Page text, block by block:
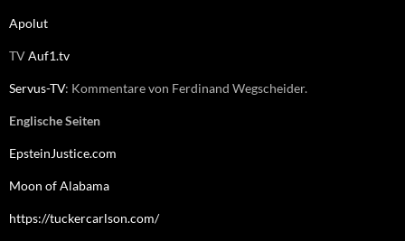
Apolut
TVAuf1.tv
Servus-TV: Kommentare von Ferdinand Wegscheider.
Englische Seiten
EpsteinJustice.com
Moon of Alabama
https://tuckercarlson.com/